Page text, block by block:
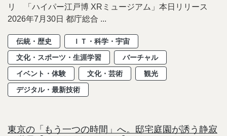
リ 「ハイパー江戸博 XRミュージアム」本日リリース
2026年7月30日 都庁総合 ...
伝統・歴史
ＩＴ・科学・宇宙
文化・スポーツ・生涯学習
バーチャル
イベント・体験
文化・芸術
観光
デジタル・最新技術
東京の「もう一つの時間」へ。邸宅庭園が誘う静寂